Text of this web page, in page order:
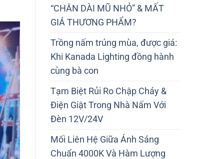
“CHÂN DÀI MŨ NHỎ” & MẤT
GIÁ THƯƠNG PHẨM?
Trồng nấm trúng mùa, được giá:
Khi Kanada Lighting đồng hành
cùng bà con
Tạm Biệt Rủi Ro Chập Cháy &
Điện Giật Trong Nhà Nấm Với
Đèn 12V/24V
Mối Liên Hệ Giữa Ánh Sáng
Chuẩn 4000K Và Hàm Lượng